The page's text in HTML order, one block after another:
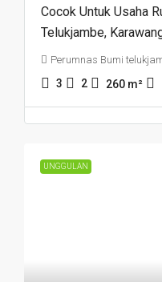
Cocok Untuk Usaha
Telukjambe,
Perumnas Bumi
3 2 260 m²
UNGGULAN